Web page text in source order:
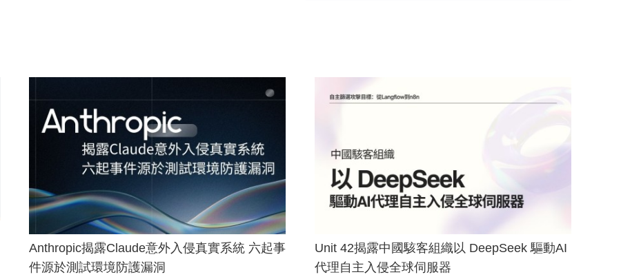
Anthropic揭露Claude意外入侵真實系統 六起事
件源於測試環境防護漏洞
Unit 42揭露中國駭客組織以 DeepSeek 驅動AI
代理自主入侵全球伺服器